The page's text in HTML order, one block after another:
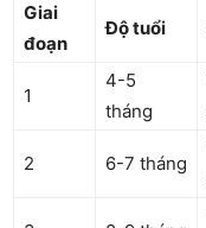
Giai
đoạn
Độ tuổi
1
4-5
tháng
2 6-7 tháng